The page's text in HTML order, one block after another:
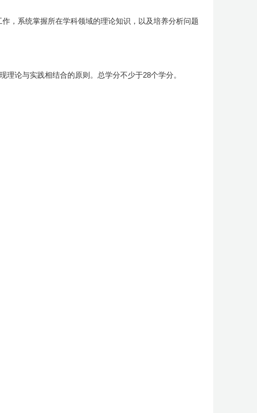
，系统掌握所在学科领域的理论知识，以及培养分析问题
论与实践相结合的原则。总学分不少于28个学分。